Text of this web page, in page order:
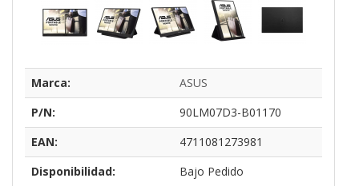
Marca:
ASUS
P/N:
90LM07D3-B01170
EAN:
4711081273981
Disponibilidad:
Bajo Pedido